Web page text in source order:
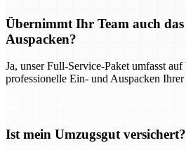
Übernimmt Ihr Team auch
Auspacken?
Ja, unser Full-Service-Paket umfasst auf
professionelle Ein- und Auspacken
Ist mein Umzugsgut versichert?